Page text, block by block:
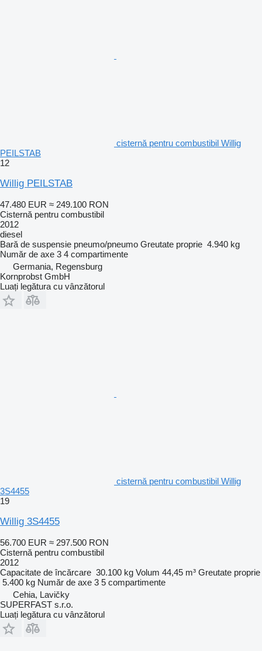
cisternă pentru combustibil Willig
PEILSTAB
12
Willig PEILSTAB
47.480 EUR ≈ 249.100 RON
Cisternă pentru combustibil
2012
diesel
Bară de suspensie pneumo/pneumo Greutate proprie 4.940 kg
Număr de axe 3 4 compartimente
Germania, Regensburg
Kornprobst GmbH
Luați legătura cu vânzătorul
cisternă pentru combustibil Willig
3S4455
19
Willig 3S4455
56.700 EUR ≈ 297.500 RON
Cisternă pentru combustibil
2012
Capacitate de încărcare 30.100 kg Volum 44,45 m³ Greutate proprie
5.400 kg Număr de axe 3 5 compartimente
Cehia, Lavičky
SUPERFAST s.r.o.
Luați legătura cu vânzătorul